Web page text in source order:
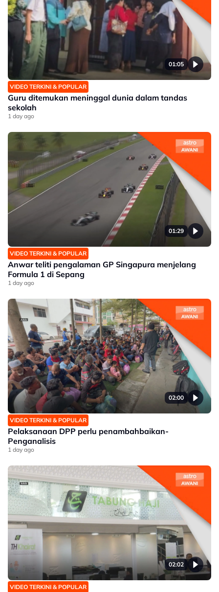
01:05
VIDEO TERKINI & POPULAR
Guru ditemukan meninggal dunia dalam tandas
sekolah
1 day ago
01:29
VIDEO TERKINI & POPULAR
Anwar teliti pengalaman GP Singapura menjelang
Formula 1 di Sepang
1 day ago
02:00
VIDEO TERKINI & POPULAR
Pelaksanaan DPP perlu penambahbaikan-
Penganalisis
1 day ago
02:02
VIDEO TERKINI & POPULAR